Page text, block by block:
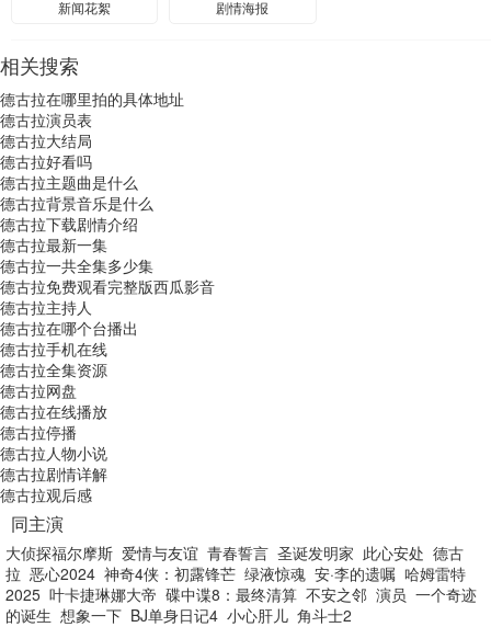
新闻花絮 剧情海报
相关搜索
德古拉在哪里拍的具体地址
德古拉演员表
德古拉大结局
德古拉好看吗
德古拉主题曲是什么
德古拉背景音乐是什么
德古拉下载剧情介绍
德古拉最新一集
德古拉一共全集多少集
德古拉免费观看完整版西瓜影音
德古拉主持人
德古拉在哪个台播出
德古拉手机在线
德古拉全集资源
德古拉网盘
德古拉在线播放
德古拉停播
德古拉人物小说
德古拉剧情详解
德古拉观后感
同主演
大侦探福尔摩斯 爱情与友谊 青春誓言 圣诞发明家 此心安处 德古
拉 恶心2024 神奇4侠：初露锋芒 绿液惊魂 安·李的遗嘱 哈姆雷特
2025 叶卡捷琳娜大帝 碟中谍8：最终清算 不安之邻 演员 一个奇迹
的诞生 想象一下 BJ单身日记4 小心肝儿 角斗士2